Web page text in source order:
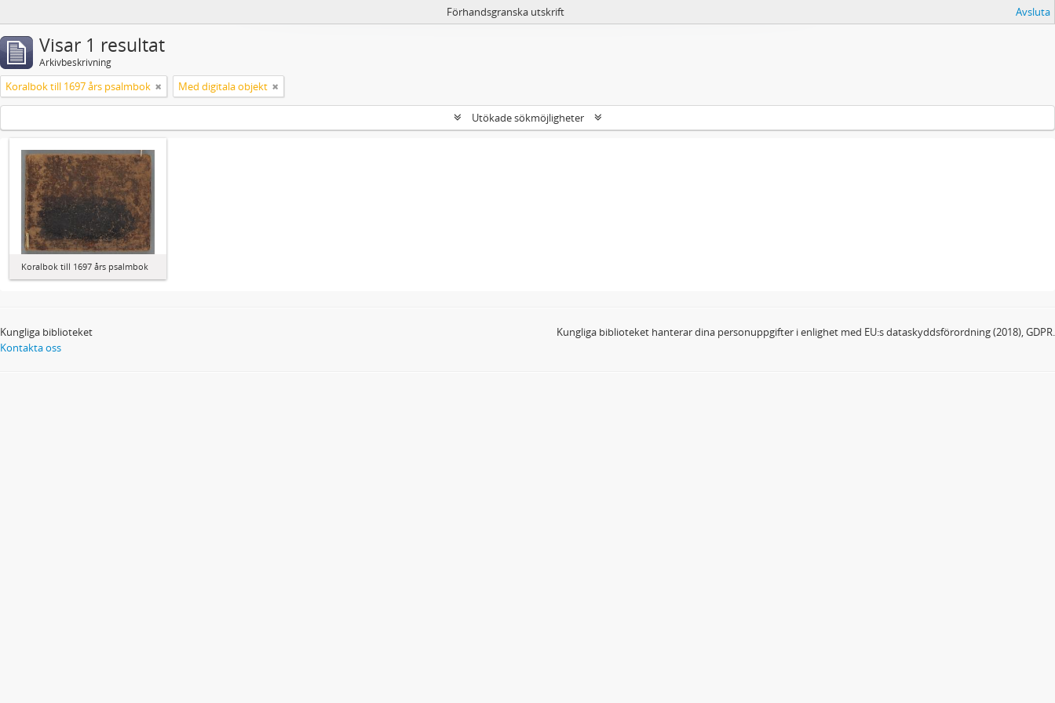
Förhandsgranska utskrift Avsluta
Visar 1 resultat
Arkivbeskrivning
Koralbok till 1697 års psalmbok Med digitala objekt
Utökade sökmöjligheter
Koralbok till 1697 års psalmbok
Kungliga biblioteket
Kontakta oss
Kungliga biblioteket hanterar dina personuppgifter i enlighet med EU:s dataskyddsförordning (2018), GDPR.